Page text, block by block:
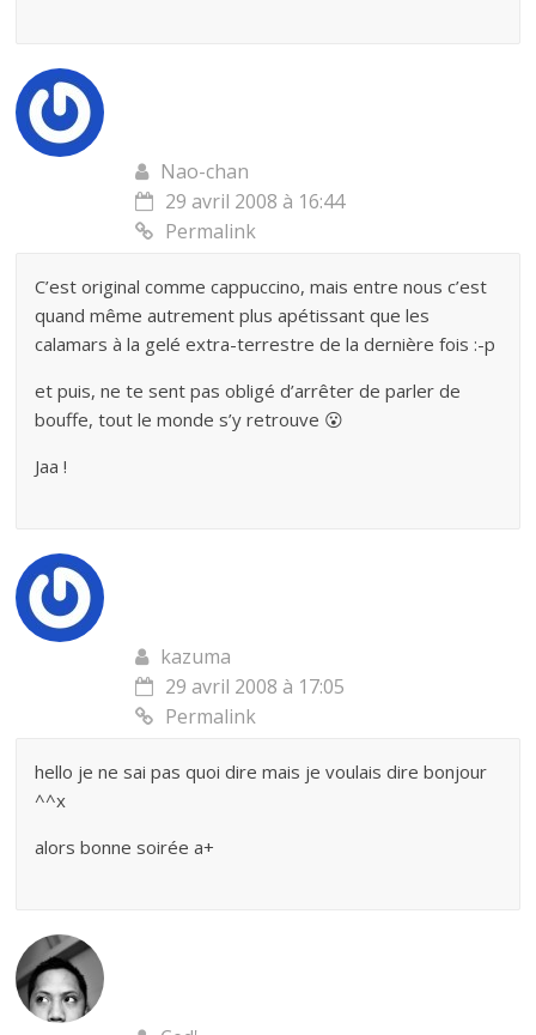
Nao-chan
29 avril 2008 à 16:44
Permalink
C’est original comme cappuccino, mais entre nous c’est
quand même autrement plus apétissant que les
calamars à la gelé extra-terrestre de la dernière fois :-p
et puis, ne te sent pas obligé d’arrêter de parler de
bouffe, tout le monde s’y retrouve 😮
Jaa !
kazuma
29 avril 2008 à 17:05
Permalink
hello je ne sai pas quoi dire mais je voulais dire bonjour
^^x
alors bonne soirée a+